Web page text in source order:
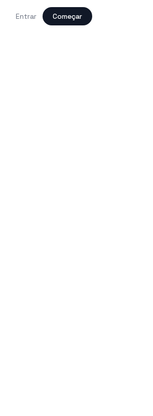
Entrar Começar